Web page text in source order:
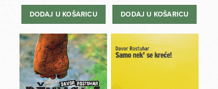
DODAJ U KOŠARICU
bila
cijena
DODAJ U KOŠARICU